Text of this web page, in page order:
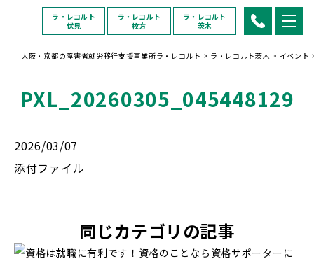
ラ・レコルト
伏見
ラ・レコルト
枚方
ラ・レコルト
茨木
大阪・京都の障害者就労移行支援事業所ラ・レコルト > ラ・レコルト茨木 > イベント
PXL_20260305_045448129
2026/03/07
添付ファイル
同じカテゴリの記事